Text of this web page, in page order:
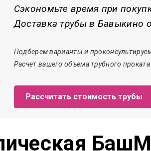
Сэкономьте время при
Доставка трубы в Бавыкино
Подберем варианты и
Расчет вашего объема трубного проката
Рассчитать стоимость трубы